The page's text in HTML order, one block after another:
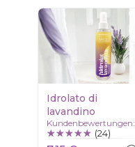
Idrolato di
lavandino
Kundenbewertungen:
(24)